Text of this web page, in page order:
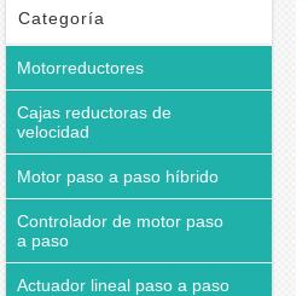
Categoría
Motorreductores
Cajas reductoras de
velocidad
Motor paso a paso híbrido
Controlador de motor paso
a paso
Actuador lineal paso a paso